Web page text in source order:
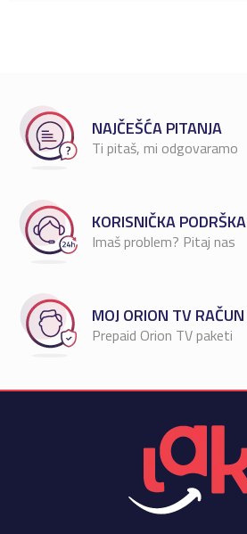
NAJČEŠĆA PITANJA
Ti pitaš, mi odgovaramo
KORISNIČKA PODRŠKA
Imaš problem? Pitaj nas
MOJ ORION TV RAČUN
Prepaid Orion TV paketi